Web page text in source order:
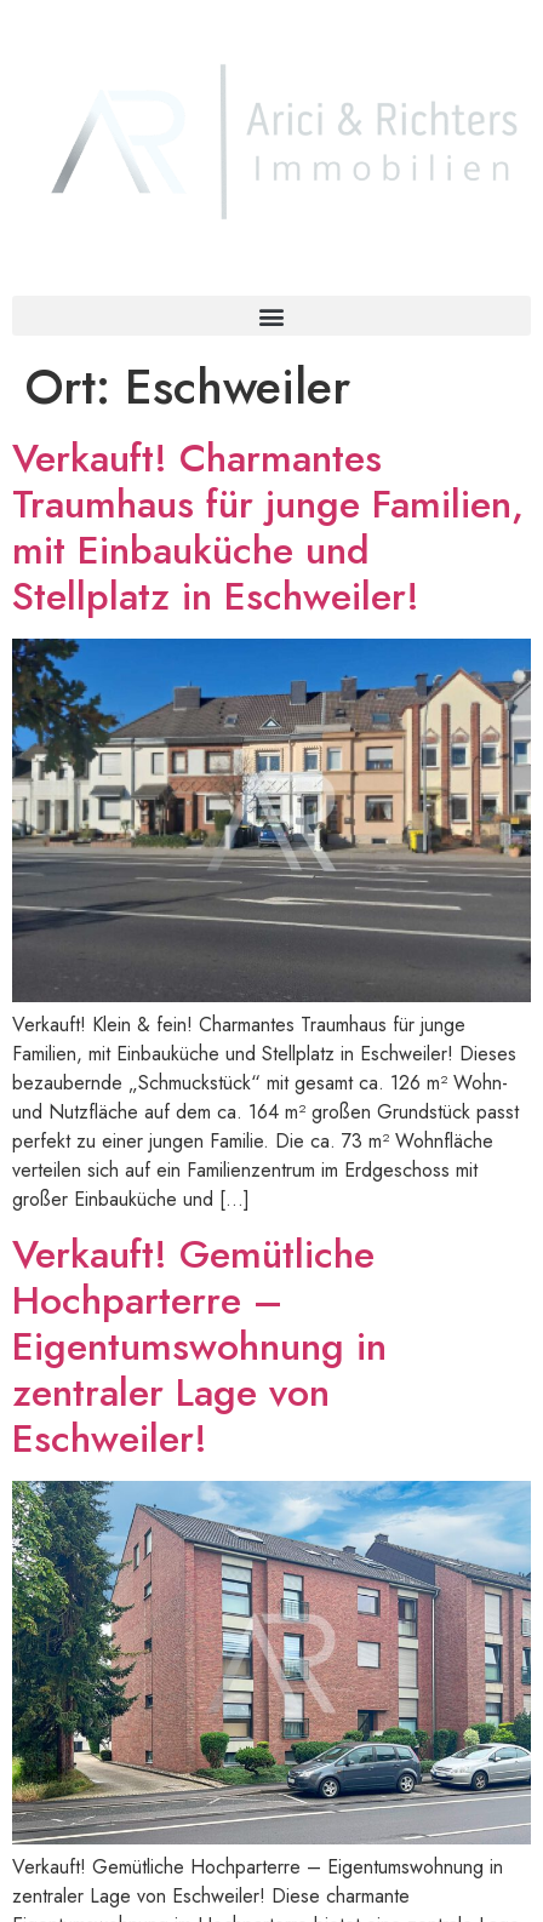
Ort: Eschweiler
Verkauft! Charmantes
Traumhaus für junge Familien,
mit Einbauküche und
Stellplatz in Eschweiler!
Verkauft! Klein & fein! Charmantes Traumhaus für junge
Familien, mit Einbauküche und Stellplatz in Eschweiler! Dieses
bezaubernde „Schmuckstück“ mit gesamt ca. 126 m² Wohn-
und Nutzfläche auf dem ca. 164 m² großen Grundstück passt
perfekt zu einer jungen Familie. Die ca. 73 m² Wohnfläche
verteilen sich auf ein Familienzentrum im Erdgeschoss mit
großer Einbauküche und […]
Verkauft! Gemütliche
Hochparterre –
Eigentumswohnung in
zentraler Lage von
Eschweiler!
Verkauft! Gemütliche Hochparterre – Eigentumswohnung in
zentraler Lage von Eschweiler! Diese charmante